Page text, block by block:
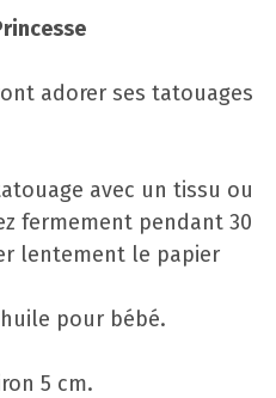
adorer ses tatouages
avec un tissu ou
fermement pendant 30
lentement le papier
pour bébé.
5 cm.